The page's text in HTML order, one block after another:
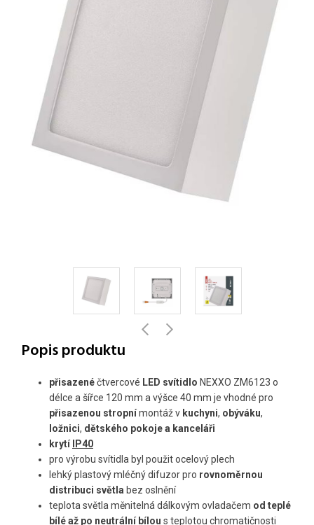
Popis produktu
přisazenéčtvercové LED svítidlo NEXXO ZM6123 o
délce a šířce 120 mm a výšce 40 mm je vhodné pro
přisazenou stropnímontáž v kuchyni, obýváku,
ložnici, dětského pokojea kanceláři
krytí IP40
pro výrobu svítidla byl použit ocelový plech
lehký plastový mléčný difuzor pro rovnoměrnou
distribuci světla bez oslnění
teplota světla měnitelná dálkovým ovladačem od teplé
bílé až po neutrální bílou s teplotou chromatičnosti